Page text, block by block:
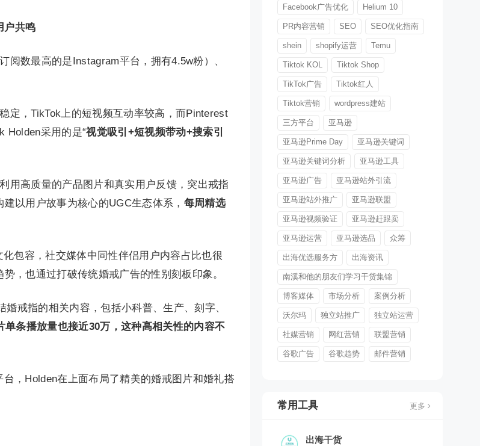
户共鸣
阅数最高的是Instagram平台，拥有4.5w粉）、
定，TikTok上的短视频互动率较高，而Pinterest
Holden采用的是“视觉吸引+短视频带动+搜索引
用高质量的产品图片和真实用户反馈，突出戒指
以用户故事为核心的UGC生态体系， 每周精选
包容，社交媒体中同性伴侣用户内容占比也很
，也通过打破传统婚戒广告的性别刻板印象。
戒指的相关内容，包括小科普、生产、刻字、
单条播放量也接近30万，这种高相关性的内容不
，Holden在上面布局了精美的婚戒图片和婚礼搭
Facebook广告优化 Helium 10
PR内容营销 SEO SEO优化指南
shein shopify运营 Temu
Tiktok KOL Tiktok Shop
TikTok广告 Tiktok红人
Tiktok营销 wordpress建站
三方平台 亚马逊
亚马逊Prime Day 亚马逊关键词
亚马逊关键词分析 亚马逊工具
亚马逊广告 亚马逊站外引流
亚马逊站外推广 亚马逊联盟
亚马逊视频验证 亚马逊赶跟卖
亚马逊运营 亚马逊选品 众筹
出海优选服务方 出海资讯
南溪和他的朋友们学习干货集锦
博客媒体 市场分析 案例分析
沃尔玛 独立站推广 独立站运营
社媒营销 网红营销 联盟营销
谷歌广告 谷歌趋势 邮件营销
常用工具 更多
出海干货